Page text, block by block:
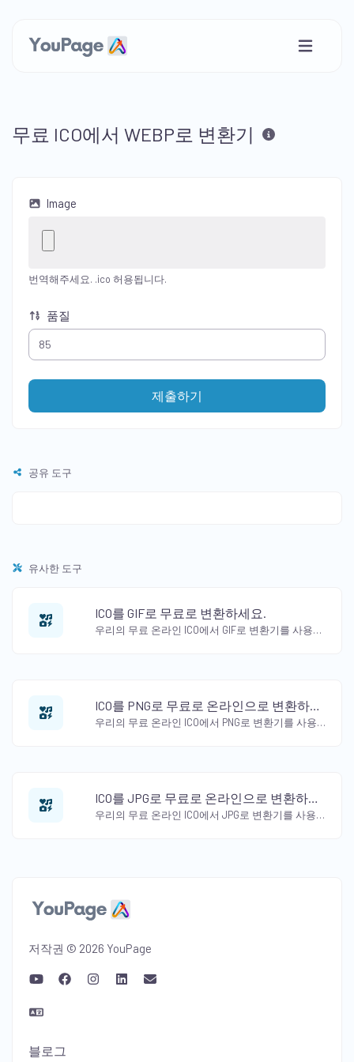
무료 ICO에서 WEBP로 변환기
Image
번역해주세요. .ico 허용됩니다.
품질
제출하기
공유 도구
유사한 도구
ICO를 GIF로 무료로 변환하세요.
우리의 무료 온라인 ICO에서 GIF로 변환기를 사용하여 ICO를 GIF 형식으로 변환하세요. 아
우리의 무료 온라인 ICO에서 PNG로 변환기를 사용하여 ICO를 PNG 형식으로 변환하세요. 투
우리의 무료 온라인 ICO에서 JPG로 변환기를 사용하여 ICO를 JPG 형식으로 변환하세요. 품
저작권 © 2026 YouPage
블로그